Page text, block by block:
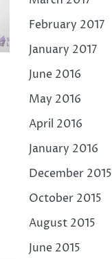
February 2017
January 2017
June 2016
May 2016
April 2016
January 2016
December 2015
October 2015
August 2015
June 2015